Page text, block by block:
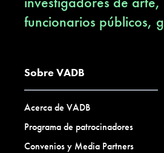
funcionarios públicos,
Sobre VADB
Acerca de VADB
Programa de patrocinadores
Convenios y Media Partners